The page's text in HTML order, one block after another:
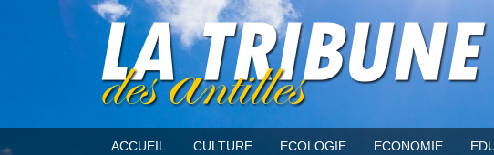
ACCUEIL CULTURE ECOLOGIE ECONOMIE